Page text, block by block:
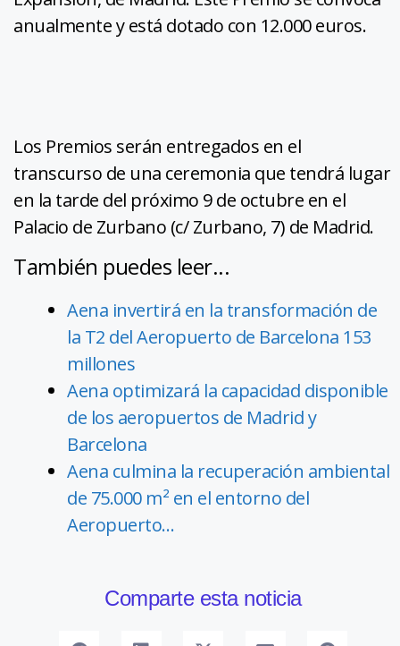
anualmente y está dotado con 12.000 euros.
Los Premios serán entregados en el
transcurso de una ceremonia que tendrá lugar
en la tarde del próximo 9 de octubre en el
Palacio de Zurbano (c/ Zurbano, 7) de Madrid.
También puedes leer...
Aena invertirá en la transformación de
la T2 del Aeropuerto de Barcelona 153
millones
Aena optimizará la capacidad disponible
de los aeropuertos de Madrid y
Barcelona
Aena culmina la recuperación ambiental
de 75.000 m² en el entorno del
Aeropuerto…
Comparte esta noticia